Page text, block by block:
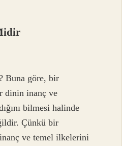
Buna göre, bir
dinin inanç ve
bilmesi halinde
Çünkü bir
ve temel ilkelerini